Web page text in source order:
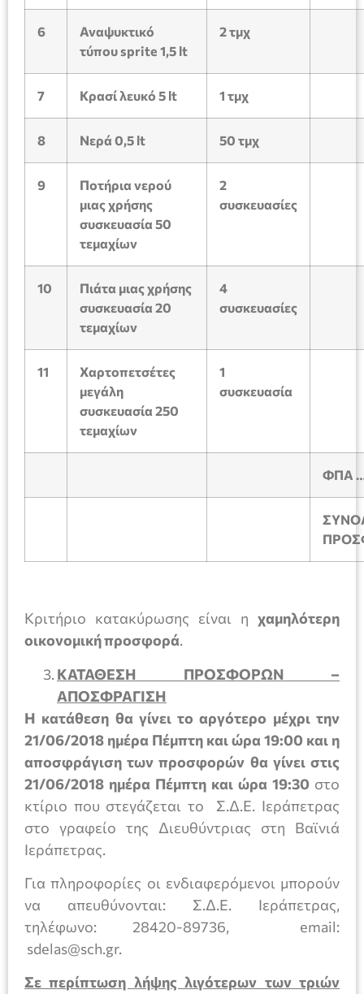
6
Αναψυκτικό
τύπουsprite 1,5 lt
2τμχ
7 Κρασί λευκό 5 lt 1 τμχ
8 Νερά 0,5 lt 50 τμχ
9
Ποτήρια νερού
μιας χρήσης
συσκευασία 50
τεμαχίων
2
συσκευασίες
10
Πιάτα μιας χρήσης
συσκευασία 20
τεμαχίων
4
συσκευασίες
11
Χαρτοπετσέτες
μεγάλη
συσκευασία 250
τεμαχίων
1
συσκευασία
ΦΠΑ
Κριτήριο κατακύρωσης είναι η χαμηλότερη
οικονομική προσφορά.
ΚΑΤΑΘΕΣΗ ΠΡΟΣΦΟΡΩΝ –
ΑΠΟΣΦΡΑΓΙΣΗ
Η κατάθεση θα γίνειτο αργότερο μέχρι την
21/06/2018 ημέρα Πέμπτη και ώρα 19:00 και η
αποσφράγιση των προσφορών θα γίνει στις
21/06/2018 ημέρα Πέμπτη και ώρα 19:30 στο
κτίριο που στεγάζεται το Σ.Δ.Ε. Ιεράπετρας
στο γραφείο της Διευθύντριας στη Βαϊνιά
Ιεράπετρας.
Για πληροφορίες οι ενδιαφερόμενοι μπορούν
να απευθύνονται: Σ.Δ.Ε. Ιεράπετρας,
τηλέφωνο: 28420-89736, email:
sdelas@sch.gr.
Σε περίπτωση λήψης λιγότερων των τριών